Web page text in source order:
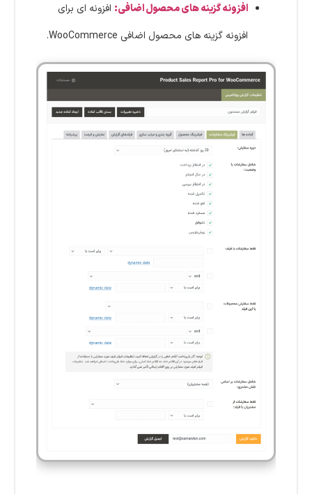
افزونه گزینه های محصول اضافی: افزونه ای برای
افزونه گزینه های محصول اضافی WooCommerce.